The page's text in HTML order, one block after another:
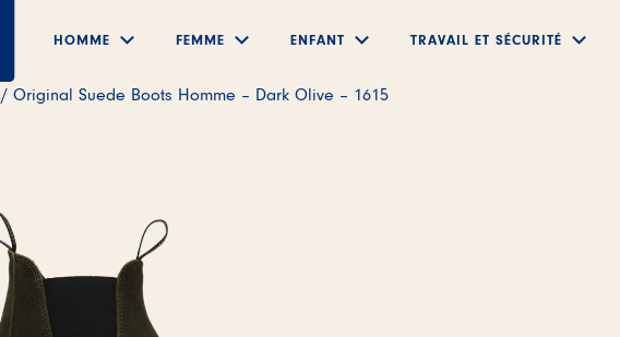
HOMMESubmenu FEMMESubmenu ENFANTSubmenu TRAVAIL ET SÉCURITÉ
/ Original Suede Boots Homme – Dark Olive – 1615